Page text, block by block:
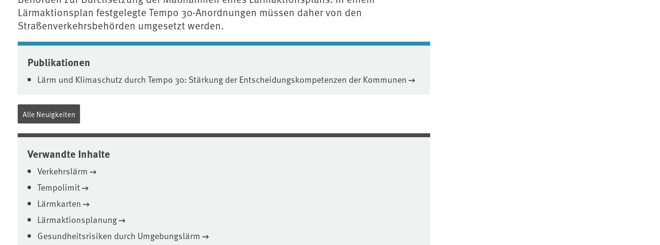
Lärmaktionsplan festgelegte Tempo 30-Anordnungen müssen daher von den
Straßenverkehrsbehörden umgesetzt werden.
Associated content
Publikationen
Lärm und Klimaschutz durch Tempo 30: Stärkung der Entscheidungskompetenzen der Kommunen
Alle Neuigkeiten
Verwandte Inhalte
Verkehrslärm
Tempolimit
Lärmkarten
Lärmaktionsplanung
Gesundheitsrisiken durch Umgebungslärm